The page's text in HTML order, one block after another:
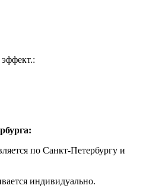
эффект.:
по Санкт-Петербургу и
индивидуально.